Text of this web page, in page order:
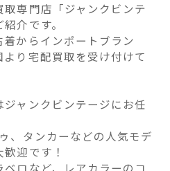
専門店「ジャンクビンテ
介です。
からインポートブラン
り宅配買取を受け付けて
ャンクビンテージにお任
、タンカーなどの人気モデ
迎です！
ロなど、レアカラーのコ